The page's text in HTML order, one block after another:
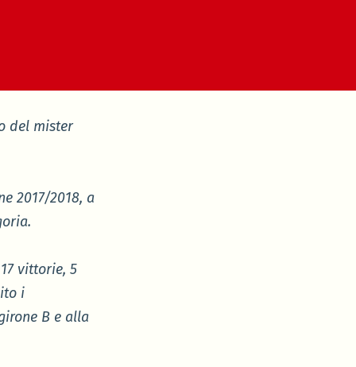
del mister
2017/2018, a
vittorie, 5
i
B e alla